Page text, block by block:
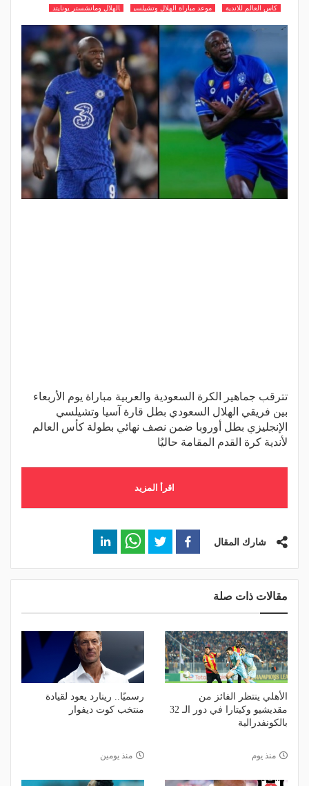
كاس العالم للاندية موعد مباراة الهلال وتشيلسي الهلال ومانشستر يونايتد
تترقب جماهير الكرة السعودية والعربية مباراة يوم الأربعاء
بين فريقي الهلال السعودي بطل قارة آسيا وتشيلسي
الإنجليزي بطل أوروبا ضمن نصف نهائي بطولة كأس العالم
لأندية كرة القدم المقامة حاليُا
اقرأ المزيد
شارك المقال
مقالات ذات صلة
الأهلي ينتظر الفائز من
مقديشيو وكيتارا في دور الـ 32
بالكونفدرالية
منذ يوم
رسميًا.. رينارد يعود لقيادة
منتخب كوت ديفوار
منذ يومين